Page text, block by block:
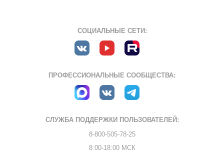
СОЦИАЛЬНЫЕ СЕТИ:
ПРОФЕССИОНАЛЬНЫЕ СООБЩЕСТВА:
СЛУЖБА ПОДДЕРЖКИ ПОЛЬЗОВАТЕЛЕЙ:
8-800-505-78-25
8:00-18:00 МСК